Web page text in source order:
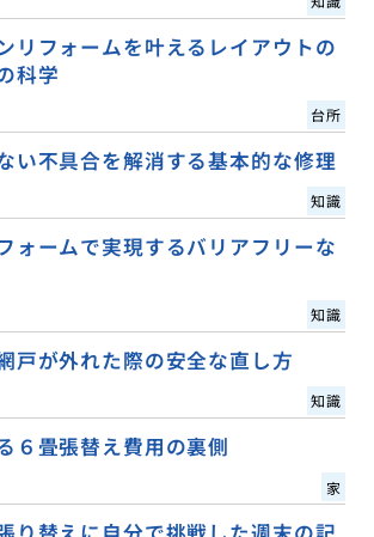
リフォームを叶えるレイアウトの
科学
台所
い不具合を解消する基本的な修理
知識
ォームで実現するバリアフリーな
知識
戸が外れた際の安全な直し方
知識
６畳張替え費用の裏側
家